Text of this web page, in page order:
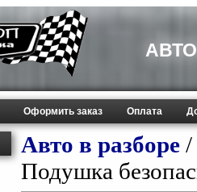
Оформить заказ Оплата
Авто в разборе /
Подушка